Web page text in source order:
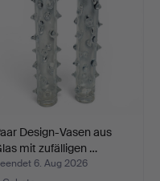
Design-Vasen aus
mit zufälligen …
6. Aug 2026